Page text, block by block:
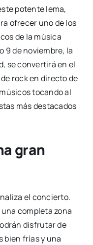
potente lema,
ofrecer uno de los
de la música
9 de noviembre, la
se convertirá en el
rock en directo de
tocando al
más destacados
gran
el concierto.
completa zona
disfrutar de
bien frías y una